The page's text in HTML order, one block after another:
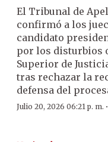
El Tribunal de
confirmó a los
candidato
por los disturbios
Superior de
tras rechazar la
defensa del
Julio 20, 2026 06:21 p. m. ·